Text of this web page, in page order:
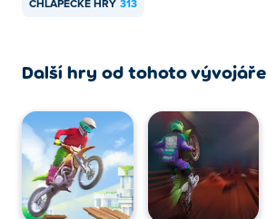
CHLAPECKÉ HRY 313
Další hry od tohoto vývojáře